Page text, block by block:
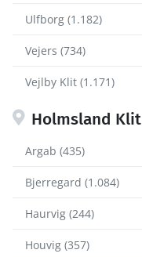
Ulfborg (1.182)
Vejers (734)
Vejlby Klit (1.171)
Holmsland Klit
Argab (435)
Bjerregard (1.084)
Haurvig (244)
Houvig (357)